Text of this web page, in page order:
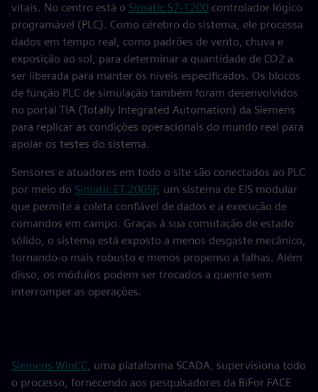
vitais. No centro está o Simatic S7-1200 controlador lógico
programável (PLC). Como cérebro do sistema, ele processa
dados em tempo real, como padrões de vento, chuva e
exposição ao sol, para determinar a quantidade de CO2 a
ser liberada para manter os níveis especificados. Os blocos
de função PLC de simulação também foram desenvolvidos
no portal TIA (Totally Integrated Automation) da Siemens
para replicar as condições operacionais do mundo real para
apoiar os testes do sistema.
Sensores e atuadores em todo o site são conectados ao PLC
por meio do Simatic ET 200SP, um sistema de E/S modular
que permite a coleta confiável de dados e a execução de
comandos em campo. Graças à sua comutação de estado
sólido, o sistema está exposto a menos desgaste mecânico,
tornando-o mais robusto e menos propenso a falhas. Além
disso, os módulos podem ser trocados a quente sem
interromper as operações.
Siemens WinCC, uma plataforma SCADA, supervisiona todo
o processo, fornecendo aos pesquisadores da BiFor FACE